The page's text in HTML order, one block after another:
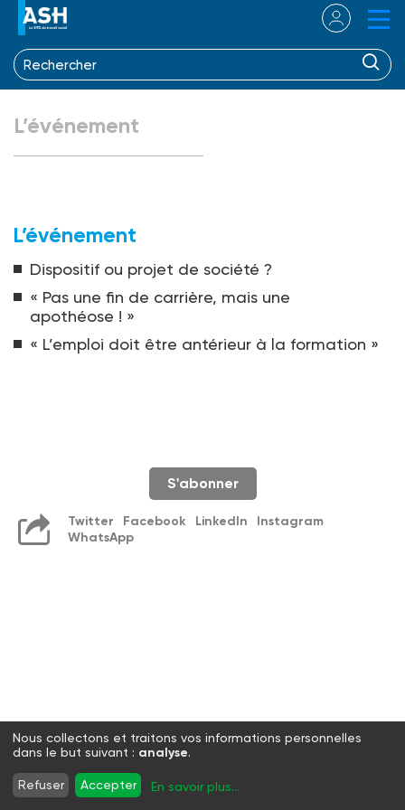
L’événement
L’événement
Dispositif ou projet de société ?
« Pas une fin de carrière, mais une
apothéose ! »
« L’emploi doit être antérieur à la formation »
S'abonner
Twitter Facebook LinkedIn
Instagram
WhatsApp
Nous collectons et traitons vos informations personnelles
dans le but suivant : analyse.
Refuser Accepter En savoir plus...